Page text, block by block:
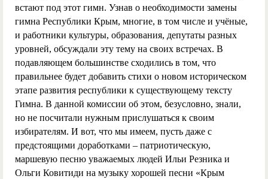
встают под этот гимн. Узнав о необходимости замены
гимна Республики Крым, многие, в том числе и учёные,
и работники культуры, образования, депутаты разных
уровней, обсуждали эту тему на своих встречах. В
подавляющем большинстве сходились в том, что
правильнее будет добавить стихи о новом историческом
этапе развития республики к существующему тексту
Гимна. В данной комиссии об этом, безусловно, знали,
но не посчитали нужным прислушаться к своим
избирателям. И вот, что мы имеем, пусть даже с
предстоящими доработками – патриотическую,
маршевую песню уважаемых людей Ильи Резника и
Ольги Ковитиди на музыку хорошей песни «Крым